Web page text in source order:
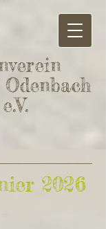
Odenbach
2026